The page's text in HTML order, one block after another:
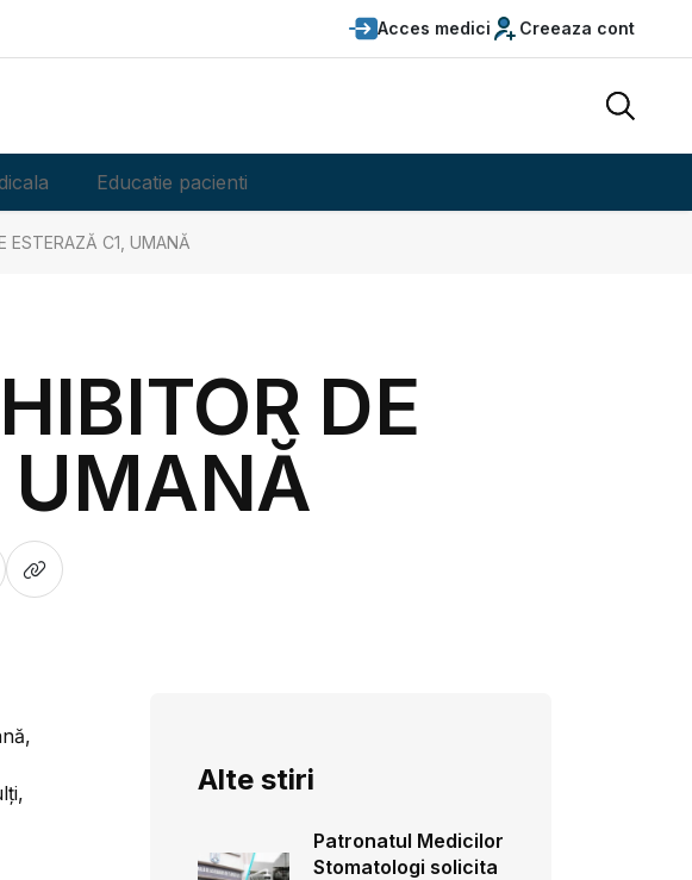
Acces medici Creeaza cont
Educatie pacienti
ESTERAZĂ C1, UMANĂ
DE
UMANĂ
Alte stiri
Patronatul Medicilor
Stomatologi solicita